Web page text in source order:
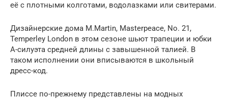
её с плотными колготами, водолазками или свитерами.
Дизайнерские дома M.Martin, Masterpeace, No. 21,
Temperley London в этом сезоне шьют трапеции и юбки
А-силуэта средней длины с завышенной талией. В
таком исполнении они вписываются в школьный
дресс-код.
Плиссе по-прежнему представлены на модных